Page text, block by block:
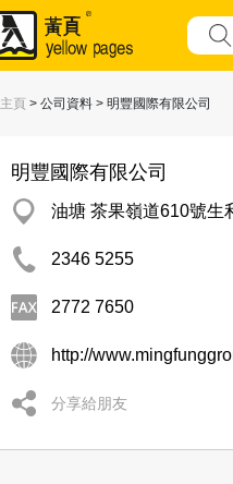
主頁 > 公司資料 > 明豐國際有限公司
明豐國際有限公司
油塘 茶果嶺道610號生
2346 5255
2772 7650
http://
分享給朋友